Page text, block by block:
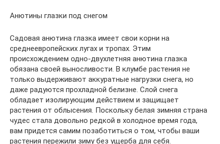
Анютины глазки под снегом
Садовая анютина глазка имеет свои корни на
среднеевропейских лугах и тропах. Этим
происхождением одно-двухлетняя анютина глазка
обязана своей выносливости. В клумбе растения не
только выдерживают аккуратные нагрузки снега, но
даже радуются прохладной белизне. Слой снега
обладает изолирующим действием и защищает
растения от облысения. Поскольку белая зимняя страна
чудес стала довольно редкой в холодное время года,
вам придется самим позаботиться о том, чтобы ваши
растения пережили зиму без ущерба для себя.